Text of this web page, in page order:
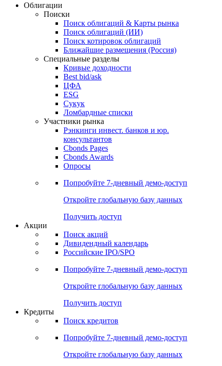
Облигации
Поиски
Поиск облигаций & Карты рынка
Поиск облигаций (ИИ)
Поиск котировок облигаций
Ближайшие размещения (Россия)
Специальные разделы
Кривые доходности
Best bid/ask
ЦФА
ESG
Сукук
Ломбардные списки
Участники рынка
Рэнкинги инвест. банков и юр.
консультантов
Cbonds Pages
Cbonds Awards
Опросы
Попробуйте 7-дневный демо-доступ
Откройте глобальную базу данных
Получить доступ
Акции
Поиск акций
Дивидендный календарь
Российские IPO/SPO
Попробуйте 7-дневный демо-доступ
Откройте глобальную базу данных
Получить доступ
Кредиты
Поиск кредитов
Попробуйте 7-дневный демо-доступ
Откройте глобальную базу данных